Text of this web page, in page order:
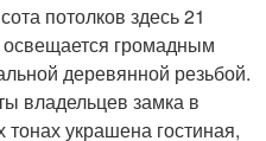
потолков здесь 21
громадным
деревянной резьбой.
владельцев замка в
украшена гостиная,